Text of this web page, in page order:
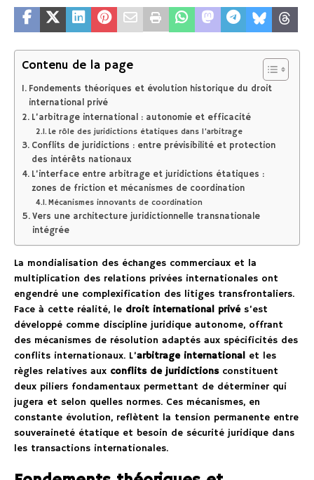
Contenu de la page
Fondements théoriques et évolution historique du droit
international privé
L’arbitrage international : autonomie et efficacité
Le rôle des juridictions étatiques dans l’arbitrage
Conflits de juridictions : entre prévisibilité et protection
des intérêts nationaux
L’interface entre arbitrage et juridictions étatiques :
zones de friction et mécanismes de coordination
Mécanismes innovants de coordination
Vers une architecture juridictionnelle transnationale
intégrée
La mondialisation des échanges commerciaux et la
multiplication des relations privées internationales ont
engendré une complexification des litiges transfrontaliers.
Face à cette réalité, le droit international privés’est
développé comme discipline juridique autonome, offrant
des mécanismes de résolution adaptés aux spécificités des
conflits internationaux. L’arbitrage international et les
règles relatives aux conflits de juridictionsconstituent
deux piliers fondamentaux permettant de déterminer qui
jugera et selon quelles normes. Ces mécanismes, en
constante évolution, reflètent la tension permanente entre
souveraineté étatique et besoin de sécurité juridique dans
les transactions internationales.